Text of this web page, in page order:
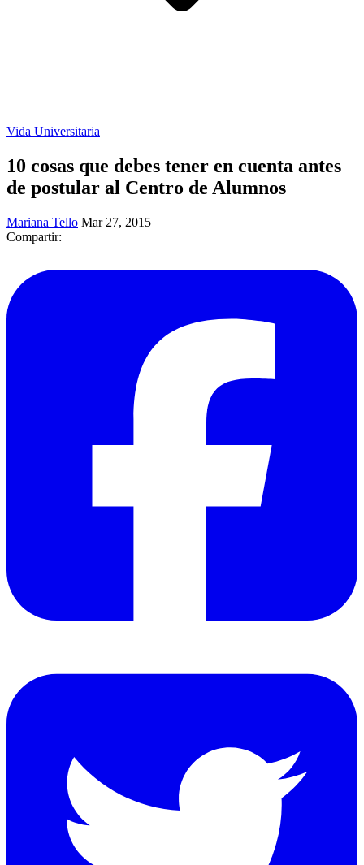
Vida Universitaria
10 cosas que debes tener en cuenta antes
de postular al Centro de Alumnos
Mariana Tello Mar 27, 2015
Compartir: